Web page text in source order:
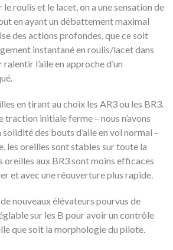
roulis et le lacet, on a une sensation de
en ayant un débattement maximal
des actions profondes, que ce soit
instantané en roulis/lacet dans
l’aile en approche d’un
en tirant au choix les AR3 ou les BR3.
traction initiale ferme – nous n’avons
des bouts d’aile en vol normal –
les oreilles sont stables sur toute la
oreilles aux BR3 sont moins efficaces
et avec une réouverture plus rapide.
nouveaux élévateurs pourvus de
sur les B pour avoir un contrôle
que soit la morphologie du pilote.